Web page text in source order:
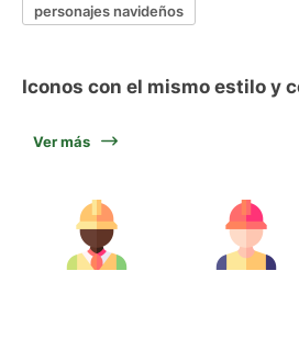
personajes navideños
Iconos con el mismo estilo y
Ver más